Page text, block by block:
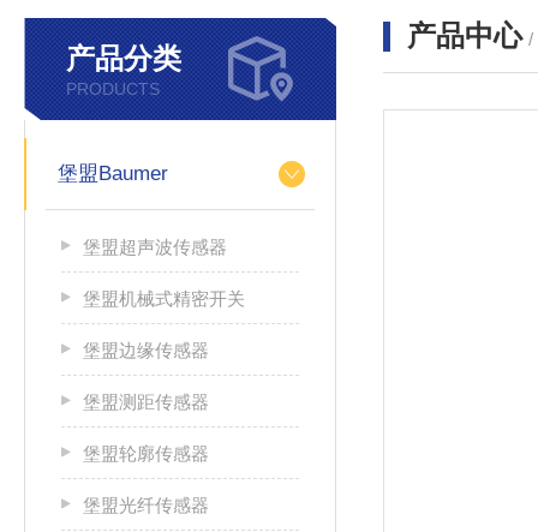
产品分类
PRODUCTS
堡盟Baumer
堡盟超声波传感器
堡盟机械式精密开关
堡盟边缘传感器
堡盟测距传感器
堡盟轮廓传感器
堡盟光纤传感器
产品中心 /